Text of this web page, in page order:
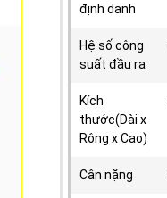
định danh
Hệ số công
suất đầu ra
Kích
thước(Dài x
Rộng x Cao)
Cân nặng